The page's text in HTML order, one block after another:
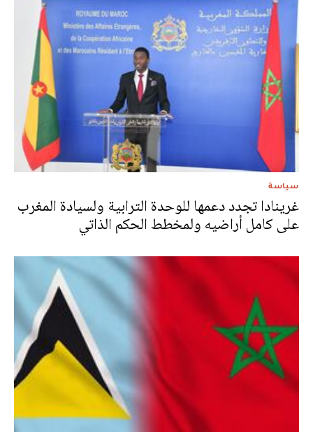
سياسة
غرينادا تجدد دعمها للوحدة الترابية ولسيادة المغرب
على كامل أراضيه ولمخطط الحكم الذاتي